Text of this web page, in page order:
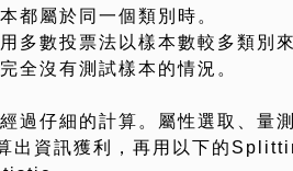
都屬於同一個類別時。
多數投票法以樣本數較多類別
全沒有測試樣本的情況。
過仔細的計算。屬性選取、量
出資訊獲利，再用以下的